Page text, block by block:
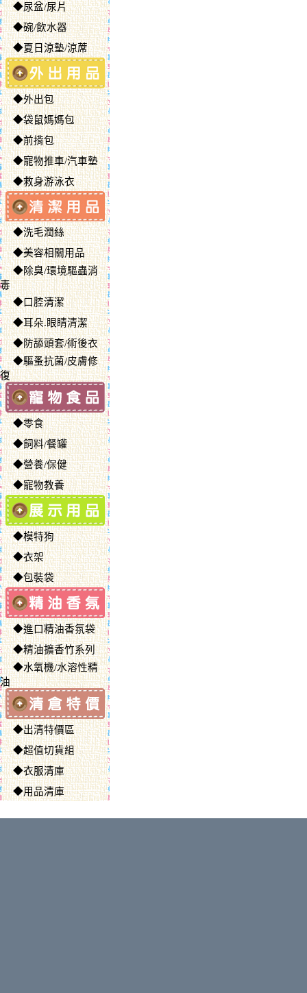
◆尿盆/尿片
◆碗/飲水器
◆夏日涼墊/涼蓆
◆外出包
◆袋鼠媽媽包
◆前揹包
◆寵物推車/汽車墊
◆救身游泳衣
◆洗毛潤絲
◆美容相關用品
◆除臭/環境驅蟲消
毒
◆口腔清潔
◆耳朵.眼睛清潔
◆防舔頭套/術後衣
◆驅蚤抗菌/皮膚修
復
◆零食
◆飼料/餐罐
◆營養/保健
◆寵物教養
◆模特狗
◆衣架
◆包裝袋
◆進口精油香氛袋
◆精油擴香竹系列
◆水氧機/水溶性精
油
◆出清特價區
◆超值切貨組
◆衣服清庫
◆用品清庫